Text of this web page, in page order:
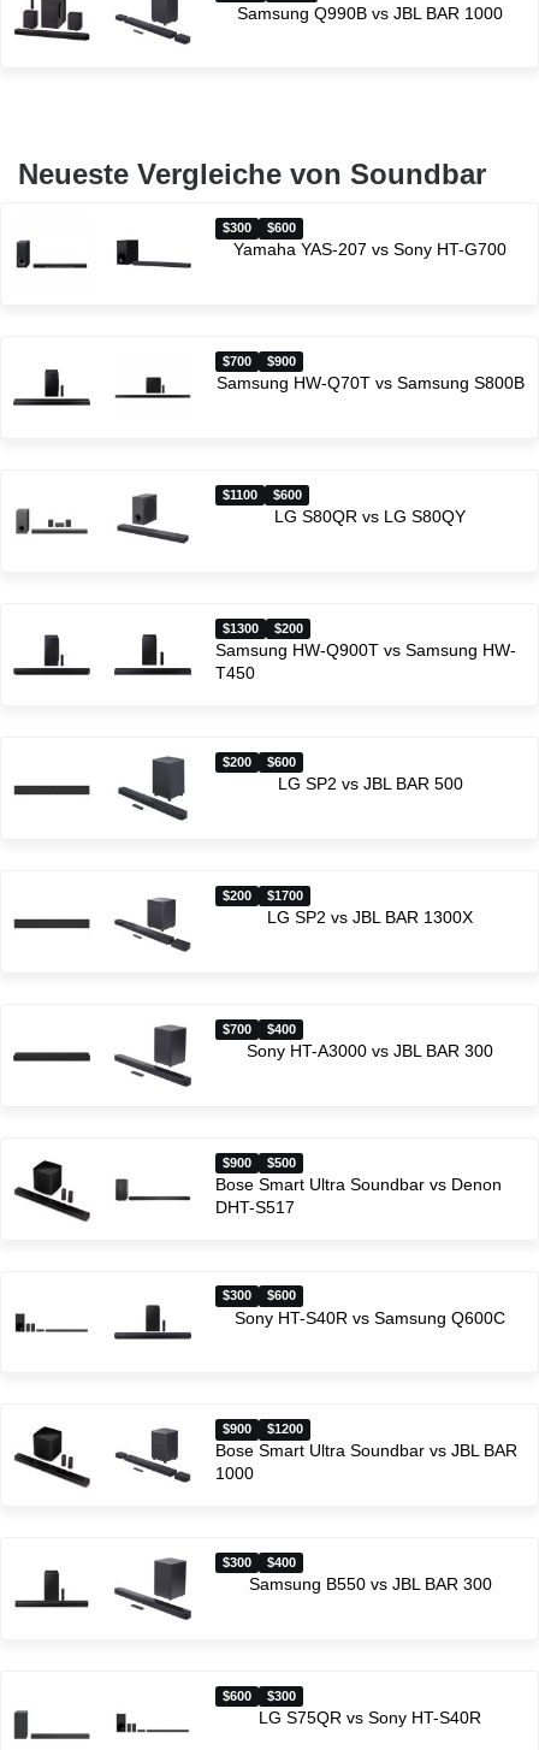
Samsung Q990B vs JBL BAR 1000
Neueste Vergleiche von Soundbar
$300 $600
Yamaha YAS-207 vs Sony HT-G700
$700 $900
Samsung HW-Q70T vs Samsung S800B
$1100 $600
LG S80QR vs LG S80QY
$1300 $200
Samsung HW-Q900T vs Samsung HW-
T450
$200 $600
LG SP2 vs JBL BAR 500
$200 $1700
LG SP2 vs JBL BAR 1300X
$700 $400
Sony HT-A3000 vs JBL BAR 300
$900 $500
Bose Smart Ultra Soundbar vs Denon
DHT-S517
$300 $600
Sony HT-S40R vs Samsung Q600C
$900 $1200
Bose Smart Ultra Soundbar vs JBL BAR
1000
$300 $400
Samsung B550 vs JBL BAR 300
$600 $300
LG S75QR vs Sony HT-S40R